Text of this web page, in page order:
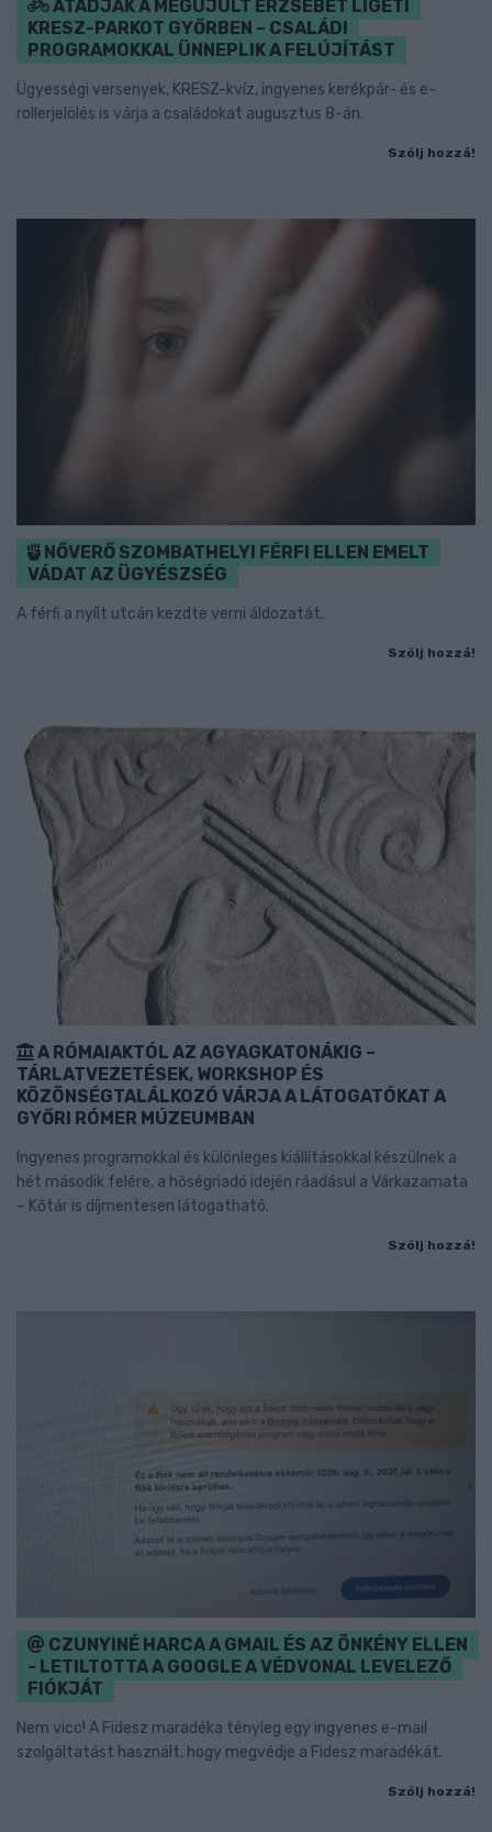
ÁTADJÁK A MEGÚJULT ERZSÉBET LIGETI
KRESZ-PARKOT GYŐRBEN – CSALÁDI
PROGRAMOKKAL ÜNNEPLIK A FELÚJÍTÁST
Ügyességi versenyek, KRESZ-kvíz, ingyenes kerékpár- és e-
rollerjelölés is várja a családokat augusztus 8-án.
Szólj hozzá!
NŐVERŐ SZOMBATHELYI FÉRFI ELLEN EMELT
VÁDAT AZ ÜGYÉSZSÉG
A férfi a nyílt utcán kezdte verni áldozatát.
Szólj hozzá!
A RÓMAIAKTÓL AZ AGYAGKATONÁKIG –
TÁRLATVEZETÉSEK, WORKSHOP ÉS
KÖZÖNSÉGTALÁLKOZÓ VÁRJA A LÁTOGATÓKAT A
GYŐRI RÓMER MÚZEUMBAN
Ingyenes programokkal és különleges kiállításokkal készülnek a
hét második felére, a hőségriadó idején ráadásul a Várkazamata
– Kőtár is díjmentesen látogatható.
Szólj hozzá!
CZUNYINÉ HARCA A GMAIL ÉS AZ ÖNKÉNY ELLEN
- LETILTOTTA A GOOGLE A VÉDVONAL LEVELEZŐ
FIÓKJÁT
Nem vicc! A Fidesz maradéka tényleg egy ingyenes e-mail
szolgáltatást használt, hogy megvédje a Fidesz maradékát.
Szólj hozzá!